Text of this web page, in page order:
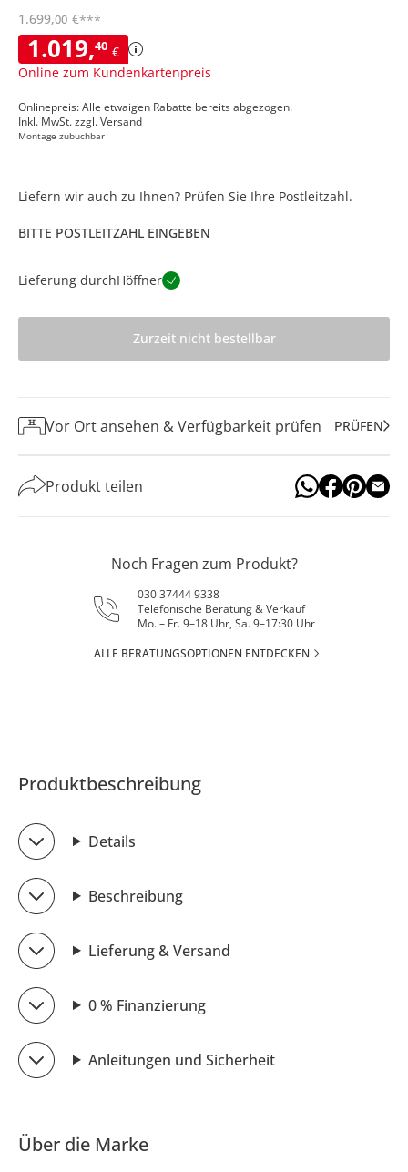
1.019,40 €
Online zum Kundenkartenpreis
1.699,00 €***
Onlinepreis: Alle etwaigen Rabatte bereits abgezogen.
Inkl. MwSt. zzgl.Versand
Montage zubuchbar
Liefern wir auch zu Ihnen? Prüfen Sie Ihre Postleitzahl.
BITTE POSTLEITZAHL EINGEBEN
Lieferung durchHöffner
Zurzeit nicht bestellbar
Vor Ort ansehen & Verfügbarkeit prüfen PRÜFEN
Produkt teilen
Noch Fragen zum Produkt?
030 37444 9338
Telefonische Beratung & Verkauf
Mo. – Fr. 9–18 Uhr, Sa. 9–17:30 Uhr
ALLE BERATUNGSOPTIONEN ENTDECKEN
Produktbeschreibung
Details
Beschreibung
Lieferung & Versand
0 % Finanzierung
Anleitungen und Sicherheit
Über die Marke